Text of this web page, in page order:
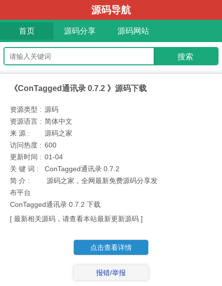
源码导航
首页 源码分享 源码网站
《ConTagged通讯录 0.7.2 》源码下载
资源类型 : 源码
资源语言 : 简体中文
来 源 :
源码之家
访问热度 : 600
更新时间 : 01-04
关 键 词 :
ConTagged通讯录 0.7.2
简 介 :
源码之家，全网最新免费源码分享发
布平台
ConTagged通讯录 0.7.2 下载
[ 最新相关源码，请查看本站最新更新源码 ]
点击查看详情
报错/举报